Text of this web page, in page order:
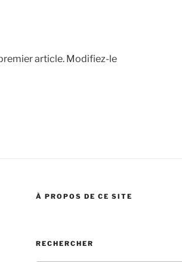
article. Modifiez-le
À PROPOS DE CE SITE
RECHERCHER